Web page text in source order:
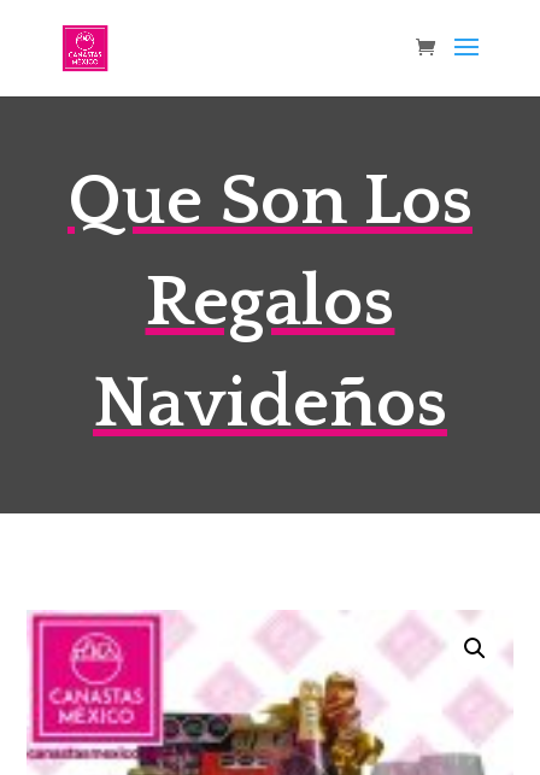
Que Son Los
Regalos
Navideños